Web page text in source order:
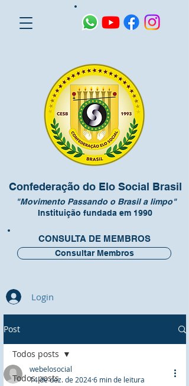
Confederação do Elo Social Brasil
"Movimento Passando o Brasil a limpo"
Instituição fundada em 1990
CONSULTA DE MEMBROS
Consultar Membros
Login
Post
Todos posts
Todos posts
webelosocial
14 de dez. de 20246 min de leitura